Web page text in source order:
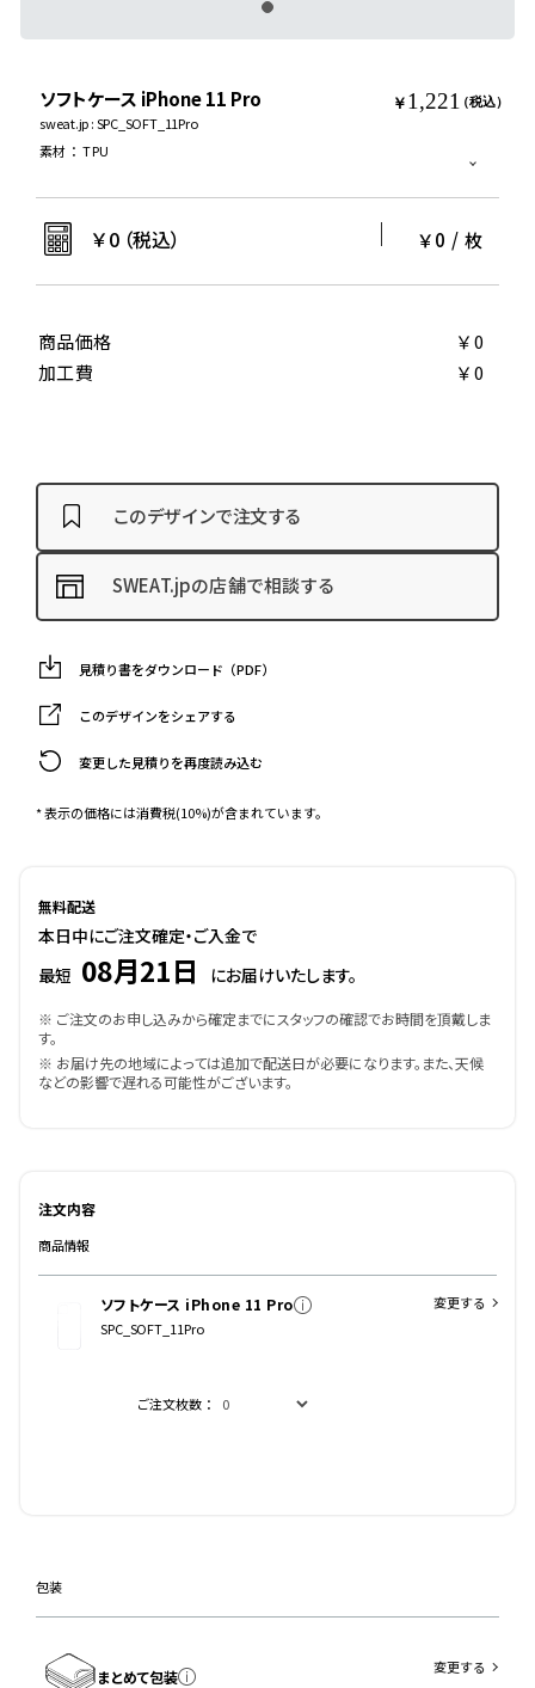
ソフトケース iPhone 11 Pro ￥ 1,221 （税込）
sweat.jp : SPC_SOFT_11Pro
素材 ：TPU
￥0（税込） ￥0 /枚
商品価格
￥0
加工費
￥0
このデザインで注文する
SWEAT.jpの店舗で相談する
見積り書をダウンロード（PDF）
このデザインをシェアする
変更した見積りを再度読み込む
* 表示の価格には消費税(10%)が含まれています。
無料配送
本日中にご注文確定・ご入金で
最短 08月21日 にお届けいたします。
※ ご注文のお申し込みから確定までにスタッフの確認でお時間を頂戴しま
す。
※ お届け先の地域によっては追加で配送日が必要になります。また、天候
などの影響で遅れる可能性がございます。
注文内容
商品情報
ソフトケース iPhone 11 Pro
SPC_SOFT_11Pro
ご注文枚数：
変更する
包装
まとめて包装 変更する